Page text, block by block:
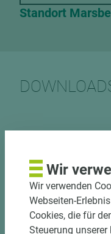
Standort
Wir
Wir verwenden
Webseiten-
Cookies, die für
Steuerung